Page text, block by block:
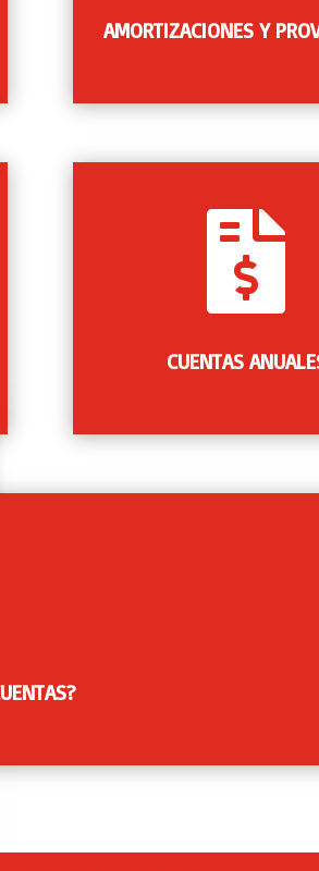
AMORTIZACIONES Y
acontecimientos

CUENTAS
Elaboración y Deposito de las
Anuales en el Registro
provincia donde tenga la sede
en el registro mercantil.